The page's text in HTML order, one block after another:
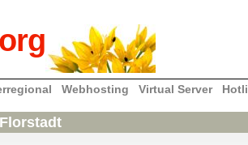
Webhosting Virtual Server